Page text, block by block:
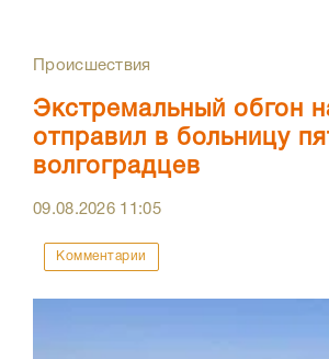
Происшествия
Экстремальный обгон
отправил в больницу
волгоградцев
09.08.2026 11:05
Комментарии